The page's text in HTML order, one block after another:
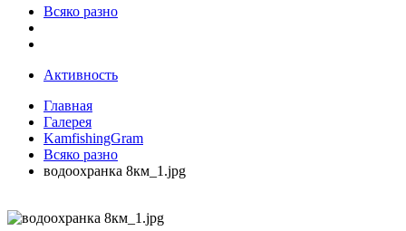
Всяко разно
Активность
Главная
Галерея
KamfishingGram
Всяко разно
водоохранка 8км_1.jpg